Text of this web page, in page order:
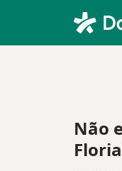
Não